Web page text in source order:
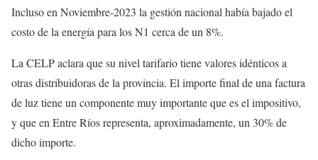
Incluso en Noviembre-2023 la gestión nacional había bajado el
costo de la energía para los N1 cerca de un 8%.
La CELP aclara que su nivel tarifario tiene valores idénticos a
otras distribuidoras de la provincia. El importe final de una factura
de luz tiene un componente muy importante que es el impositivo,
y que en Entre Ríos representa, aproximadamente, un 30% de
dicho importe.